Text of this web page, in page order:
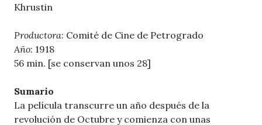
Khrustin
Productora: Comité de Cine de Petrogrado
Año: 1918
56 min. [se conservan unos 28]
Sumario
La película transcurre un año después de la
revolución de Octubre y comienza con unas